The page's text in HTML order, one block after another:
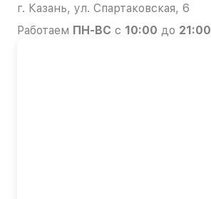
г. Казань, ул. Спартаковская, 6
Работаем ПН-ВС с 10:00 до 21:00